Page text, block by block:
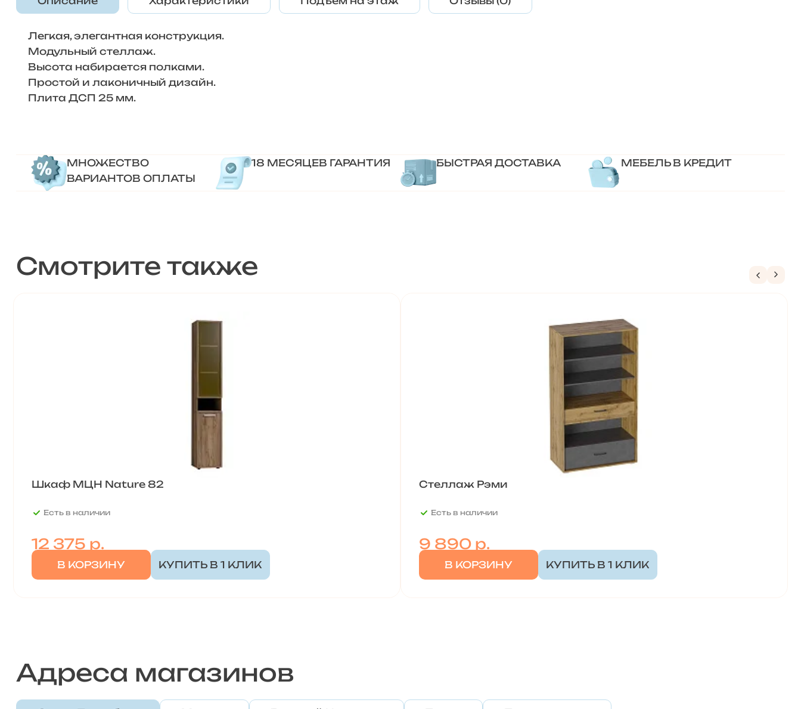
Легкая, элегантная конструкция.
​Модульный стеллаж.
Высота набирается полками.
Простой и лаконичный дизайн.
​Плита ДСП 25 мм.
МНОЖЕСТВО
ВАРИАНТОВ ОПЛАТЫ
18 МЕСЯЦЕВ ГАРАНТИЯ БЫСТРАЯ ДОСТАВКА МЕБЕЛЬ В КРЕДИТ
Смотрите также
Шкаф МЦН Nature 82
Есть в наличии
12 375 р.
В КОРЗИНУ КУПИТЬ В 1 КЛИК
Стеллаж Рэми
Есть в наличии
9 890р.
В КОРЗИНУ КУПИТЬ В 1 КЛИК
Адреса магазинов